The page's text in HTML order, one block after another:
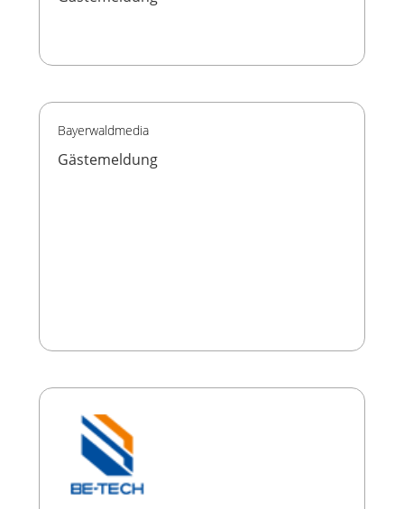
Bayerwaldmedia
Gästemeldung